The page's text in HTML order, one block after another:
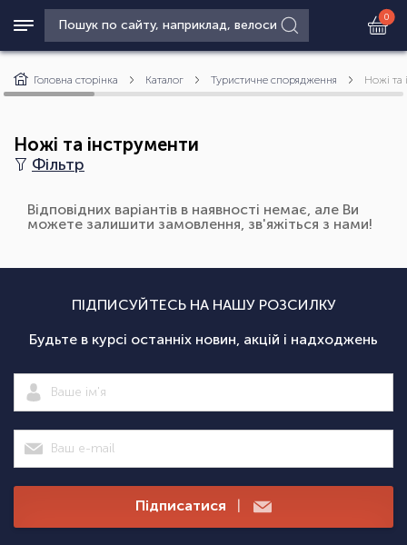
0
Головна сторінка Каталог Туристичне спорядження Ножі та
Ножі та інструменти
Фільтр
Відповідних варіантів в наявності немає, але Ви
можете залишити замовлення, зв'яжіться з нами!
ПІДПИСУЙТЕСЬ НА НАШУ РОЗСИЛКУ
Будьте в курсі останніх новин, акцій і надходжень
Підписатися |